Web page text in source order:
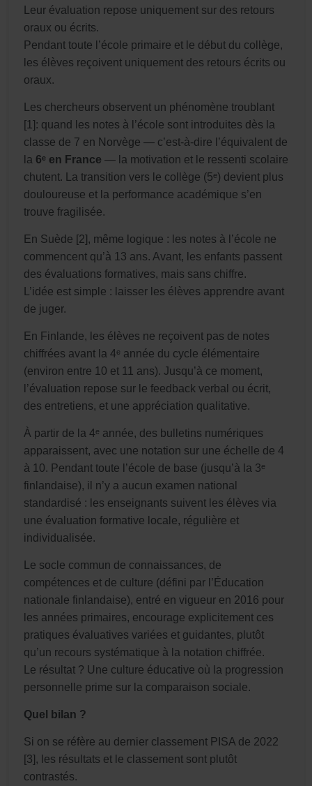
Leur évaluation repose uniquement sur des retours
oraux ou écrits.
Pendant toute l’école primaire et le début du collège,
les élèves reçoivent uniquement des retours écrits ou
oraux.
Les chercheurs observent un phénomène troublant
[1]: quand les notes à l’école sont introduites dès la
classe de 7 en Norvège — c’est-à-dire l’équivalent de
la 6ᵉ en France — la motivation et le ressenti scolaire
chutent. La transition vers le collège (5ᵉ) devient plus
douloureuse et la performance académique s’en
trouve fragilisée.
En Suède [2], même logique : les notes à l’école ne
commencent qu’à 13 ans. Avant, les enfants passent
des évaluations formatives, mais sans chiffre.
L’idée est simple : laisser les élèves apprendre avant
de juger.
En Finlande, les élèves ne reçoivent pas de notes
chiffrées avant la 4ᵉ année du cycle élémentaire
(environ entre 10 et 11 ans). Jusqu’à ce moment,
l’évaluation repose sur le feedback verbal ou écrit,
des entretiens, et une appréciation qualitative.
À partir de la 4ᵉ année, des bulletins numériques
apparaissent, avec une notation sur une échelle de 4
à 10. Pendant toute l’école de base (jusqu’à la 3ᵉ
finlandaise), il n’y a aucun examen national
standardisé : les enseignants suivent les élèves via
une évaluation formative locale, régulière et
individualisée.
Le socle commun de connaissances, de
compétences et de culture (défini par l’Éducation
nationale finlandaise), entré en vigueur en 2016 pour
les années primaires, encourage explicitement ces
pratiques évaluatives variées et guidantes, plutôt
qu’un recours systématique à la notation chiffrée.
Le résultat ? Une culture éducative où la progression
personnelle prime sur la comparaison sociale.
Quel bilan ?
Si on se réfère au dernier classement PISA de 2022
[3], les résultats et le classement sont plutôt
contrastés.